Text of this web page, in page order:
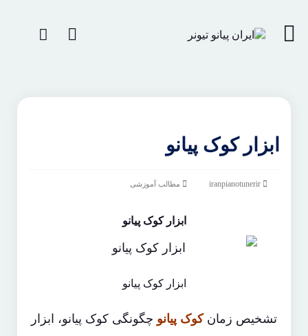
ابزار کوک پیانو
iranpianotunerir مطالب آموزشی
ابزار کوک پیانو
ابزار کوک پیانو
تشخیص زمانکوک پیانو چگونگی کوک پیانو، ابزار